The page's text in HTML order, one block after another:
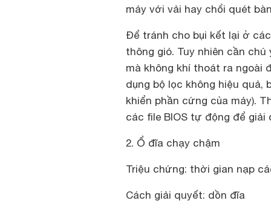
máy với vải hay chổi quét
Để tránh cho bụi kết lại ở
thông gió. Tuy nhiên cần
mà không khí thoát ra ngoài
dụng bộ lọc không hiệu quả,
khiển phần cứng của máy).
các file BIOS tự động để
2. Ổ đĩa chạy chậm
Triệu chứng: thời gian nạp
Cách giải quyết: dồn đĩa